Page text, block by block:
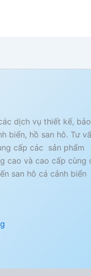
dịch vụ thiết kế,
biển, hồ san hô. Tư
cấp các sản phẩm
cao và cao cấp cùng
san hô cá cảnh biển